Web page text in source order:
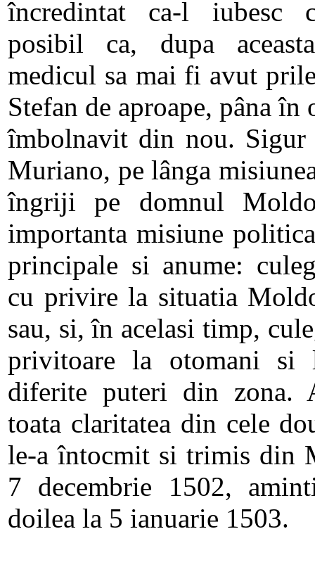
încredintat ca-l iubesc
posibil ca, dupa
medicul sa mai fi avut
Stefan de aproape, pâna în
îmbolnavit din nou. Sigur
Muriano, pe lânga
îngriji pe domnul
importanta misiune
principale si anume:
cu privire la situatia
sau, si, în acelasi timp,
privitoare la otomani
diferite puteri din zona.
toata claritatea din cele
le-a întocmit si trimis din
7 decembrie 1502,
doilea la 5 ianuarie 1503.